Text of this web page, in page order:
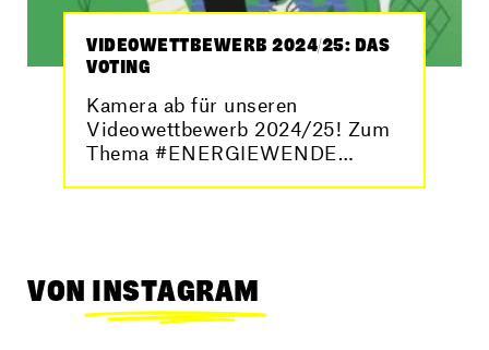
VIDEOWETTBEWERB 2024/25: DAS
VOTING
Kamera ab für unseren
Videowettbewerb 2024/25! Zum
Thema #ENERGIEWENDE
VON INSTAGRAM